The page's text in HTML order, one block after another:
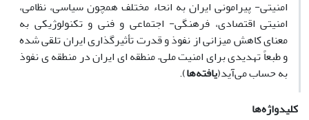
امنیتی- پیرامونی ایران به انحاء مختلف همچون سیاسی، نظامی،
امنیتی اقتصادی، فرهنگی- اجتماعی و فنی و تکنولوژیکی به
معنای کاهش میزانی از نفوذ و قدرت تأثیرگذاری ایران تلقی شده
و طبعاً تهدیدی برای امنیت ملی– منطقه ای ایران در منطقه ی نفوذ
به حساب می‌آید(یافته‌ها).
کلیدواژه‌ها